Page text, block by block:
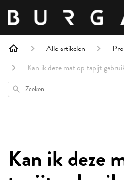
Alle artikelen
Kan ik deze mat op tapijt
Zoeken
Kan ik deze